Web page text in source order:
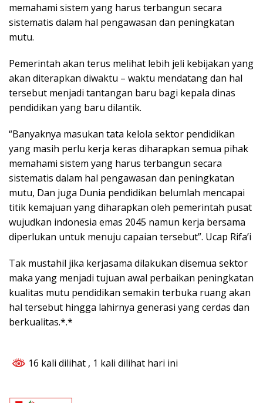
memahami sistem yang harus terbangun secara
sistematis dalam hal pengawasan dan peningkatan
mutu.
Pemerintah akan terus melihat lebih jeli kebijakan yang
akan diterapkan diwaktu – waktu mendatang dan hal
tersebut menjadi tantangan baru bagi kepala dinas
pendidikan yang baru dilantik.
“Banyaknya masukan tata kelola sektor pendidikan
yang masih perlu kerja keras diharapkan semua pihak
memahami sistem yang harus terbangun secara
sistematis dalam hal pengawasan dan peningkatan
mutu, Dan juga Dunia pendidikan belumlah mencapai
titik kemajuan yang diharapkan oleh pemerintah pusat
wujudkan indonesia emas 2045 namun kerja bersama
diperlukan untuk menuju capaian tersebut”. Ucap Rifa’i
Tak mustahil jika kerjasama dilakukan disemua sektor
maka yang menjadi tujuan awal perbaikan peningkatan
kualitas mutu pendidikan semakin terbuka ruang akan
hal tersebut hingga lahirnya generasi yang cerdas dan
berkualitas.*.*
16 kali dilihat , 1 kali dilihat hari ini